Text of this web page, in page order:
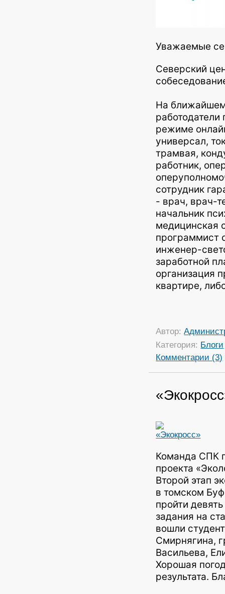
Уважаемые
Северский
На ближайшем
работодатели
режиме
универсал,
трамвая,
работник,
сотрудник
- врач, врач-
начальник
медицинская
программист
инженер-
заработной
организация
квартире,
Автор:
Категория: Блоги
Комментарии (3)
Команда СПК
проекта
Второй этап
в томском
пройти
задания на
вошли
Смирнягина,
Васильева,
Хорошая
результата.